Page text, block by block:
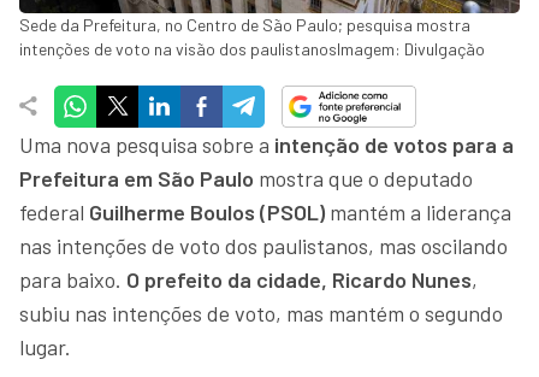
Sede da Prefeitura, no Centro de São Paulo; pesquisa mostra
intenções de voto na visão dos paulistanosImagem: Divulgação
Uma nova pesquisa sobre a intenção de votos para a
Prefeitura em São Paulo mostra que o deputado
federal Guilherme Boulos (PSOL) mantém a liderança
nas intenções de voto dos paulistanos, mas oscilando
para baixo. O prefeito da cidade, Ricardo Nunes,
subiu nas intenções de voto, mas mantém o segundo
lugar.